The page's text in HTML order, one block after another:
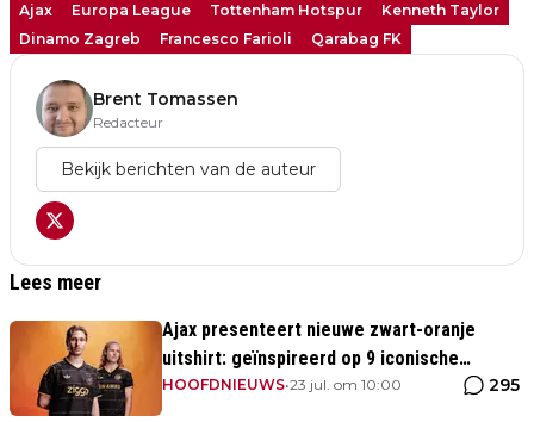
Ajax Europa League Tottenham Hotspur
Kenneth Taylor
Dinamo Zagreb
Francesco Farioli Qarabag FK
Brent Tomassen
Redacteur
Bekijk berichten van de auteur
Lees meer
Ajax presenteert nieuwe zwart-oranje
uitshirt: geïnspireerd op 9 iconische
momenten uit clubhistorie
HOOFDNIEUWS•23 jul. om 10:00 295